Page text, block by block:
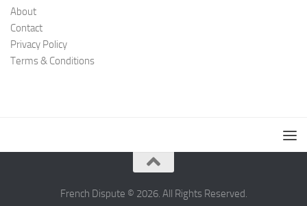
About
Contact
Privacy Policy
Terms & Conditions
French Dispute © 2026. All Rights Reserved.